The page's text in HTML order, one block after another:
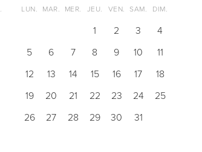
LUN. MAR. MER. JEU. VEN. SAM. DIM.
1 2 3
4
5
6 7 8 9 10
11
12
13 14 15 16 17
18
19
20 21 22 23 24
25
26
27 28 29 30 31